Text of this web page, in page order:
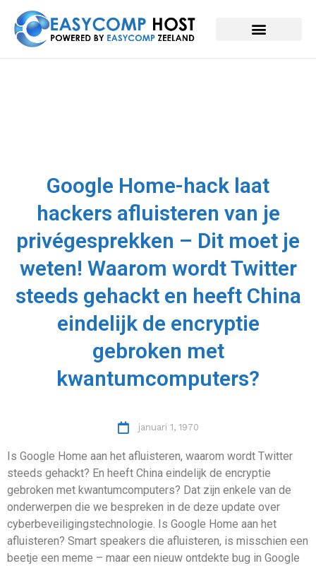
Google Home-hack laat
hackers afluisteren van je
privégesprekken – Dit moet je
weten! Waarom wordt Twitter
steeds gehackt en heeft China
eindelijk de encryptie
gebroken met
kwantumcomputers?
januari 1, 1970
Is Google Home aan het afluisteren, waarom wordt Twitter
steeds gehackt? En heeft China eindelijk de encryptie
gebroken met kwantumcomputers? Dat zijn enkele van de
onderwerpen die we bespreken in de deze update over
cyberbeveiligingstechnologie. Is Google Home aan het
afluisteren? Smart speakers die afluisteren, is misschien een
beetje een meme – maar een nieuw ontdekte bug in Google